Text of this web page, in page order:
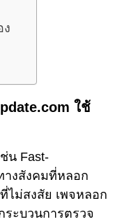
ใช้
น Fast-
างสังคมที่หลอก
ไม่สงสัย เพจหลอก
ะบวนการตรวจ